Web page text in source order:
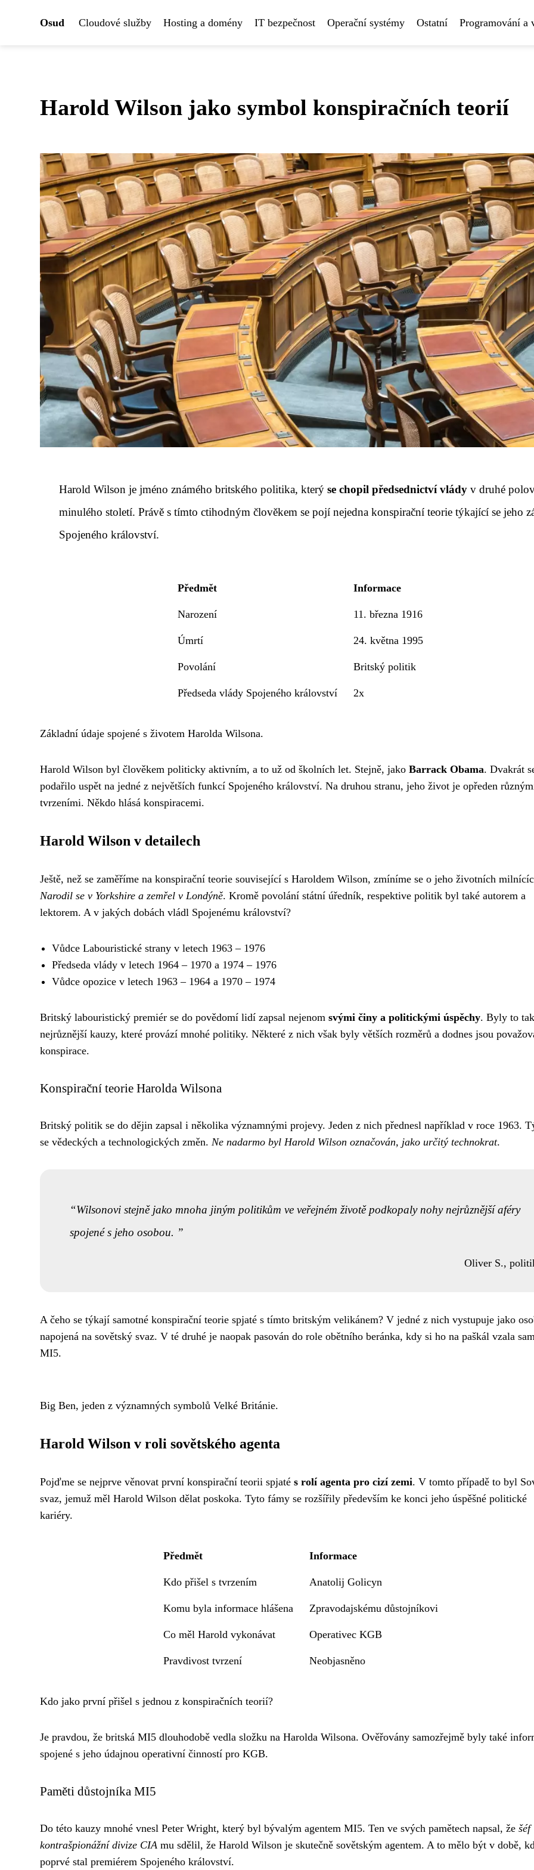
Osud Cloudové služby Hosting a domény IT bezpečnost Operační systémy Ostatní Programování a
Harold Wilson jako symbol konspiračních teorií
Harold Wilson je jméno známého britského politika, který se chopil předsednictví vlády v druhé
minulého století. Právě s tímto ctihodným člověkem se pojí nejedna konspirační teorie týkající se jeho
Spojeného království.
Předmět Informace
Narození 11. března 1916
Úmrtí 24. května 1995
Povolání Britský politik
Předseda vlády Spojeného království 2x
Základní údaje spojené s životem Harolda Wilsona.
Harold Wilson byl člověkem politicky aktivním, a to už od školních let. Stejně, jako Barrack Obama. Dvakrát
podařilo uspět na jedné z největších funkcí Spojeného království. Na druhou stranu, jeho život je opředen
tvrzeními. Někdo hlásá konspiracemi.
Harold Wilson v detailech
Ještě, než se zaměříme na konspirační teorie související s Haroldem Wilson, zmíníme se o jeho životních
Narodil se v Yorkshire a zemřel v Londýně. Kromě povolání státní úředník, respektive politik byl také autorem a
lektorem. A v jakých dobách vládl Spojenému království?
Vůdce Labouristické strany v letech 1963 – 1976
Předseda vlády v letech 1964 – 1970 a 1974 – 1976
Vůdce opozice v letech 1963 – 1964 a 1970 – 1974
Britský labouristický premiér se do povědomí lidí zapsal nejenom svými činy a politickými úspěchy. Byly to
nejrůznější kauzy, které provází mnohé politiky. Některé z nich však byly větších rozměrů a dodnes jsou
konspirace.
Konspirační teorie Harolda Wilsona
Britský politik se do dějin zapsal i několika významnými projevy. Jeden z nich přednesl například v roce 1963.
se vědeckých a technologických změn. Ne nadarmo byl Harold Wilson označován, jako určitý technokrat.
Wilsonovi stejně jako mnoha jiným politikům ve veřejném životě podkopaly nohy nejrůznější aféry
spojené s jeho osobou.
Oliver S.,
A čeho se týkají samotné konspirační teorie spjaté s tímto britským velikánem? V jedné z nich vystupuje jako
napojená na sovětský svaz. V té druhé je naopak pasován do role obětního beránka, kdy si ho na paškál vzala
MI5.
Big Ben, jeden z významných symbolů Velké Británie.
Harold Wilson v roli sovětského agenta
Pojďme se nejprve věnovat první konspirační teorii spjaté s rolí agenta pro cizí zemi. V tomto případě to byl
svaz, jemuž měl Harold Wilson dělat poskoka. Tyto fámy se rozšířily především ke konci jeho úspěšné politické
kariéry.
Předmět Informace
Kdo přišel s tvrzením Anatolij Golicyn
Komu byla informace hlášena Zpravodajskému důstojníkovi
Co měl Harold vykonávat Operativec KGB
Pravdivost tvrzení Neobjasněno
Kdo jako první přišel s jednou z konspiračních teorií?
Je pravdou, že britská MI5 dlouhodobě vedla složku na Harolda Wilsona. Ověřovány samozřejmě byly také
spojené s jeho údajnou operativní činností pro KGB.
Paměti důstojníka MI5
Do této kauzy mnohé vnesl Peter Wright, který byl bývalým agentem MI5. Ten ve svých pamětech napsal, že šéf
kontrašpionážní divize CIA mu sdělil, že Harold Wilson je skutečně sovětským agentem. A to mělo být v době,
poprvé stal premiérem Spojeného království.